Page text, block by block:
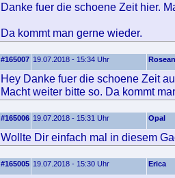
Danke fuer die schoene Zeit hier.
Da kommt man gerne wieder.
#165007 19.07.2018 - 15:34 Uhr
Hey Danke fuer die schoene Zeit
Macht weiter bitte so. Da kommt
#165006 19.07.2018 - 15:31 Uhr Opal
Wollte Dir einfach mal in diesem
#165005 19.07.2018 - 15:30 Uhr Erica